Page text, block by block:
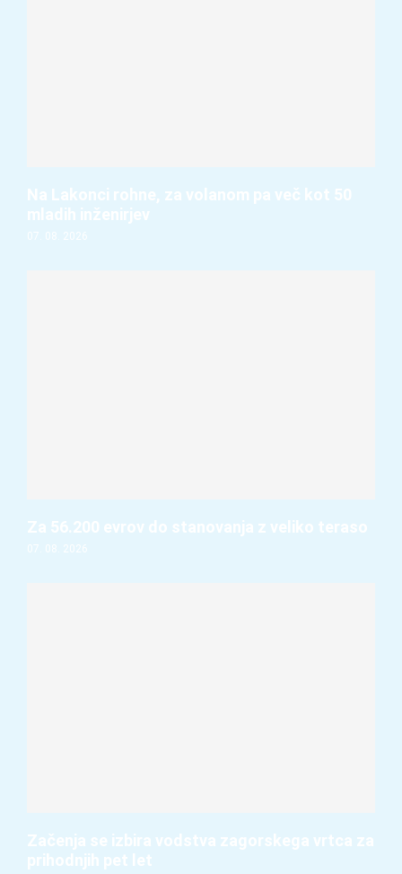
Na Lakonci rohne, za volanom pa več kot 50
mladih inženirjev
07. 08. 2026
Za 56.200 evrov do stanovanja z veliko teraso
07. 08. 2026
Začenja se izbira vodstva zagorskega vrtca za
prihodnjih pet let